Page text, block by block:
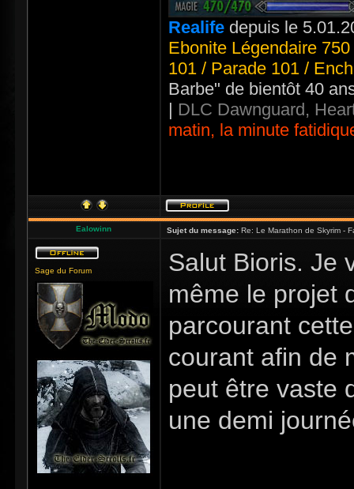
Realife depuis le
Ebonite Légendaire
101 / Parade 101 /
Barbe" de bientôt 40
| DLC Dawnguard,
matin, la minute
Ealowinn Sujet du message: Re: Le Marathon de Skyrim -
Sage du Forum
Salut Bioris. Je
même le projet
parcourant
courant afin de
peut être vaste
une demi